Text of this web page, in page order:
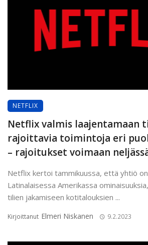
NETFLIX
Netflix valmis laajentamaan
rajoittavia toimintoja eri
– rajoitukset voimaan
Netflix kertoi tammikuussa, että yhtiö
Latinalaisessa Amerikassa
tilien jakamiseen kotitalouksien ...
Kirjoittanut Elmeri Niskanen 9.2.2023